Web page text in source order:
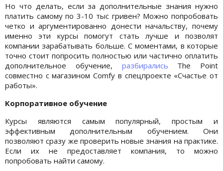
Но что делать, если за дополнительные знания нужно
платить самому по 3-10 тыс гривен? Можно попробовать
четко и аргументированно донести начальству, почему
именно эти курсы помогут стать лучше и позволят
компании зарабатывать больше. С моментами, в которые
точно стоит попросить полностью или частично оплатить
дополнительное обучение, разбирались The Point
совместно с магазином Comfy в спецпроекте «Счастье от
работы».
Корпоративное обучение
Курсы являются самым популярный, простым и
эффективным дополнительным обучением. Они
позволяют сразу же проверить новые знания на практике.
Если их не предоставляет компания, то можно
попробовать найти самому.